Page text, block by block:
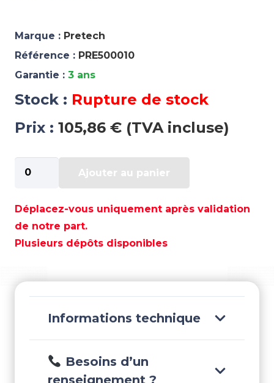
Marque : Pretech
Référence : PRE500010
Garantie : 3 ans
Stock : Rupture de stock
Prix : 105,86 € (TVA incluse)
de
DE
DIRECTION
ZTS
Ajouter au panier
Déplacez-vous uniquement après validation
de notre part.
Plusieurs dépôts disponibles
Informations technique
Besoins d’un
renseignement ?